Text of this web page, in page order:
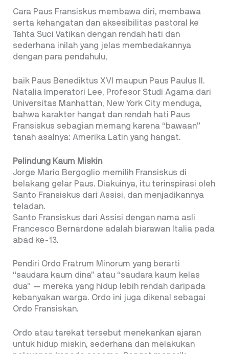
Cara Paus Fransiskus membawa diri, membawa
serta kehangatan dan aksesibilitas pastoral ke
Tahta Suci Vatikan dengan rendah hati dan
sederhana inilah yang jelas membedakannya
dengan para pendahulu,
baik Paus Benediktus XVI maupun Paus Paulus II.
Natalia Imperatori Lee, Profesor Studi Agama dari
Universitas Manhattan, New York City menduga,
bahwa karakter hangat dan rendah hati Paus
Fransiskus sebagian memang karena “bawaan”
tanah asalnya: Amerika Latin yang hangat.
Pelindung Kaum Miskin
Jorge Mario Bergoglio memilih Fransiskus di
belakang gelar Paus. Diakuinya, itu terinspirasi oleh
Santo Fransiskus dari Assisi, dan menjadikannya
teladan.
Santo Fransiskus dari Assisi dengan nama asli
Francesco Bernardone adalah biarawan Italia pada
abad ke-13.
Pendiri Ordo Fratrum Minorum yang berarti
“saudara kaum dina” atau “saudara kaum kelas
dua” — mereka yang hidup lebih rendah daripada
kebanyakan warga. Ordo ini juga dikenal sebagai
Ordo Fransiskan.
Ordo atau tarekat tersebut menekankan ajaran
untuk hidup miskin, sederhana dan melakukan